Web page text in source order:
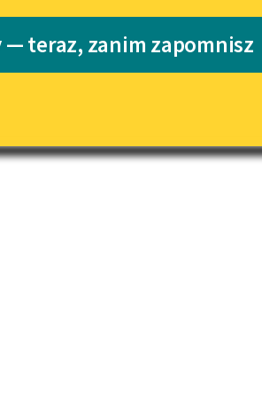
szkolne i klasyka
do słuchania dla
lektur szkolnych i
do słuchania dla
Katalog
Katalog w
— teraz, zanim zapomnisz